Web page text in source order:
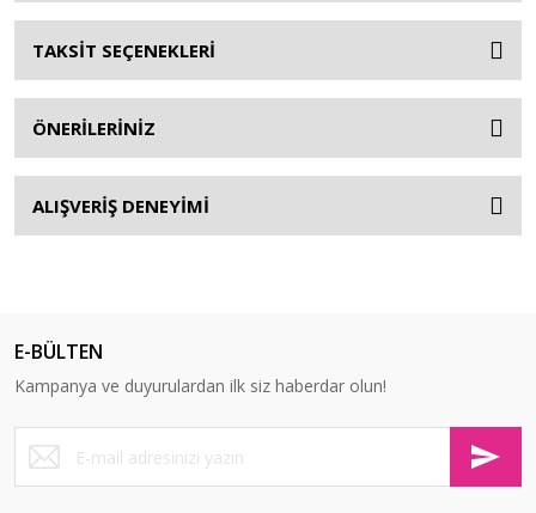
TAKSİT SEÇENEKLERİ
ÖNERİLERİNİZ
ALIŞVERİŞ DENEYİMİ
E-BÜLTEN
Kampanya ve duyurulardan ilk siz haberdar olun!